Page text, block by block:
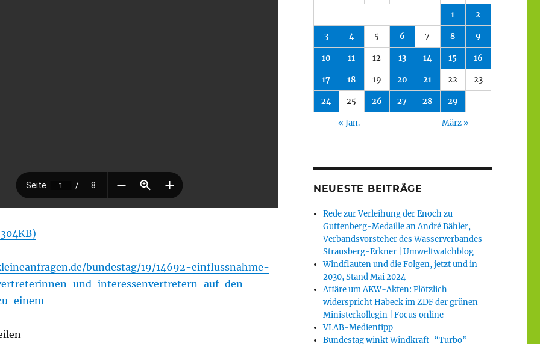
bundestag/19/14692-einflussnahme-
und-interessenvertretern-auf-den-
einem
1 2
3 4 5 6 7 8 9
10 11 12 13 14 15 16
17 18 19 20 21 22 23
24 25 26 27 28 29
« Jan. März »
NEUESTE BEITRÄGE
Rede zur Verleihung der Enoch zu
Guttenberg-Medaille an André Bähler,
Verbandsvorsteher des Wasserverbandes
Strausberg-Erkner | Umweltwatchblog
Windflauten und die Folgen, jetzt und in
2030, Stand Mai 2024
Affäre um AKW-Akten: Plötzlich
widerspricht Habeck im ZDF der grünen
Ministerkollegin | Focus online
VLAB-Medientipp
Bundestag winkt Windkraft-“Turbo”